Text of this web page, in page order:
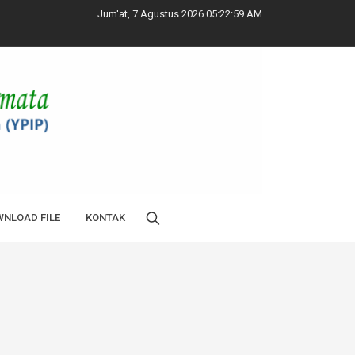
Jum'at, 7 Agustus 2026 05:23:00 AM
FILE KONTAK